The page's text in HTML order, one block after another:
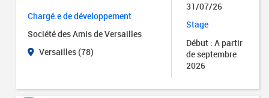
Chargé.e de développement
Société des Amis de Versailles
Versailles (78)
31/07/26
Stage
Début : A partir
de septembre
2026